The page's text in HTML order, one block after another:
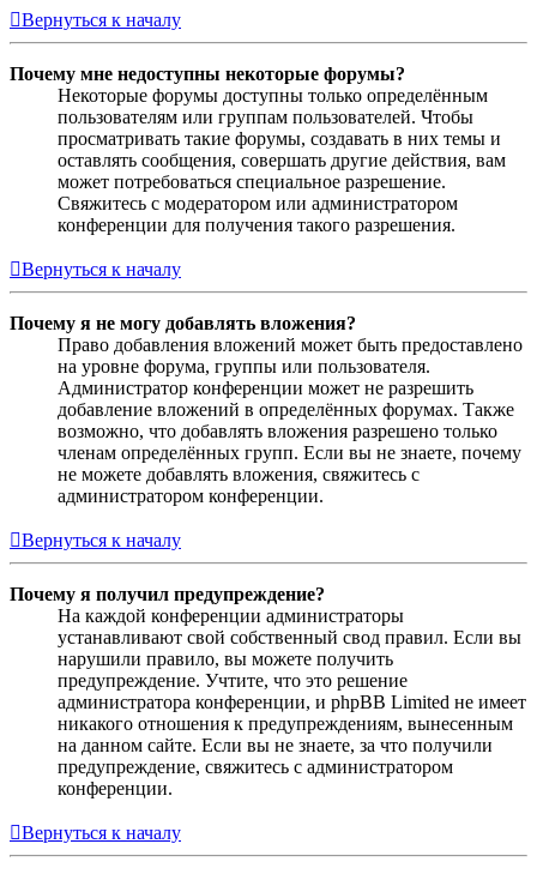
Вернуться к началу
Почему мне недоступны некоторые форумы?
Некоторые форумы доступны только определённым
пользователям или группам пользователей. Чтобы
просматривать такие форумы, создавать в них темы и
оставлять сообщения, совершать другие действия, вам
может потребоваться специальное разрешение.
Свяжитесь с модератором или администратором
конференции для получения такого разрешения.
Вернуться к началу
Почему я не могу добавлять вложения?
Право добавления вложений может быть предоставлено
на уровне форума, группы или пользователя.
Администратор конференции может не разрешить
добавление вложений в определённых форумах. Также
возможно, что добавлять вложения разрешено только
членам определённых групп. Если вы не знаете, почему
не можете добавлять вложения, свяжитесь с
администратором конференции.
Вернуться к началу
Почему я получил предупреждение?
На каждой конференции администраторы
устанавливают свой собственный свод правил. Если вы
нарушили правило, вы можете получить
предупреждение. Учтите, что это решение
администратора конференции, и phpBB Limited не имеет
никакого отношения к предупреждениям, вынесенным
на данном сайте. Если вы не знаете, за что получили
предупреждение, свяжитесь с администратором
конференции.
Вернуться к началу